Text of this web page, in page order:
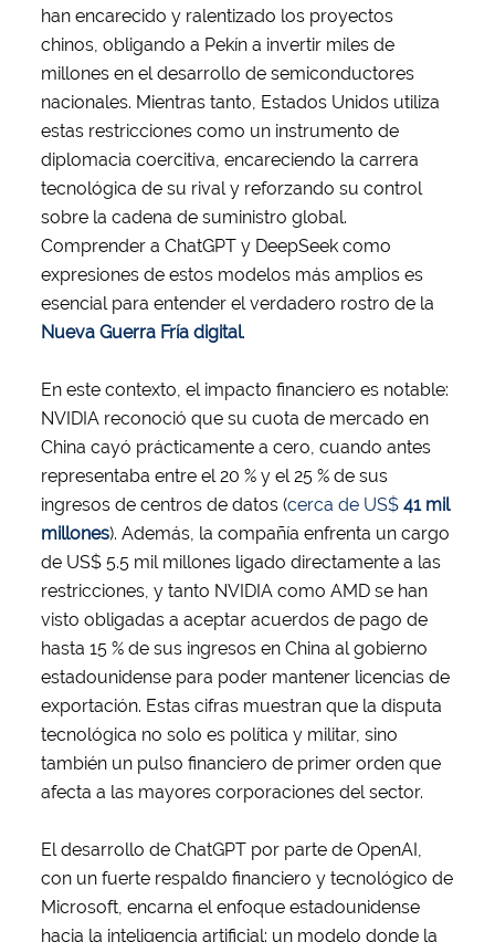
han encarecido y ralentizado los proyectos
chinos, obligando a Pekín a invertir miles de
millones en el desarrollo de semiconductores
nacionales. Mientras tanto, Estados Unidos utiliza
estas restricciones como un instrumento de
diplomacia coercitiva, encareciendo la carrera
tecnológica de su rival y reforzando su control
sobre la cadena de suministro global.
Comprender a ChatGPT y DeepSeek como
expresiones de estos modelos más amplios es
esencial para entender el verdadero rostro de la
Nueva Guerra Fría digital.
En este contexto, el impacto financiero es notable:
NVIDIA reconoció que su cuota de mercado en
China cayó prácticamente a cero, cuando antes
representaba entre el 20 % y el 25 % de sus
ingresos de centros de datos (cerca de US$41 mil
millones). Además, la compañía enfrenta un cargo
de US$ 5.5 mil millones ligado directamente a las
restricciones, y tanto NVIDIA como AMD se han
visto obligadas a aceptar acuerdos de pago de
hasta 15 % de sus ingresos en China al gobierno
estadounidense para poder mantener licencias de
exportación. Estas cifras muestran que la disputa
tecnológica no solo es política y militar, sino
también un pulso financiero de primer orden que
afecta a las mayores corporaciones del sector.
El desarrollo de ChatGPT por parte de OpenAI,
con un fuerte respaldo financiero y tecnológico de
Microsoft, encarna el enfoque estadounidense
hacia la inteligencia artificial: un modelo donde la